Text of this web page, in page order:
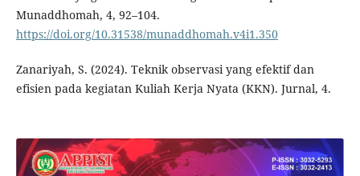
Munaddhomah, 4, 92–104.
https://doi.org/10.31538/munaddhomah.v4i1.350
Zanariyah, S. (2024). Teknik observasi yang efektif dan
efisien pada kegiatan Kuliah Kerja Nyata (KKN). Jurnal, 4.